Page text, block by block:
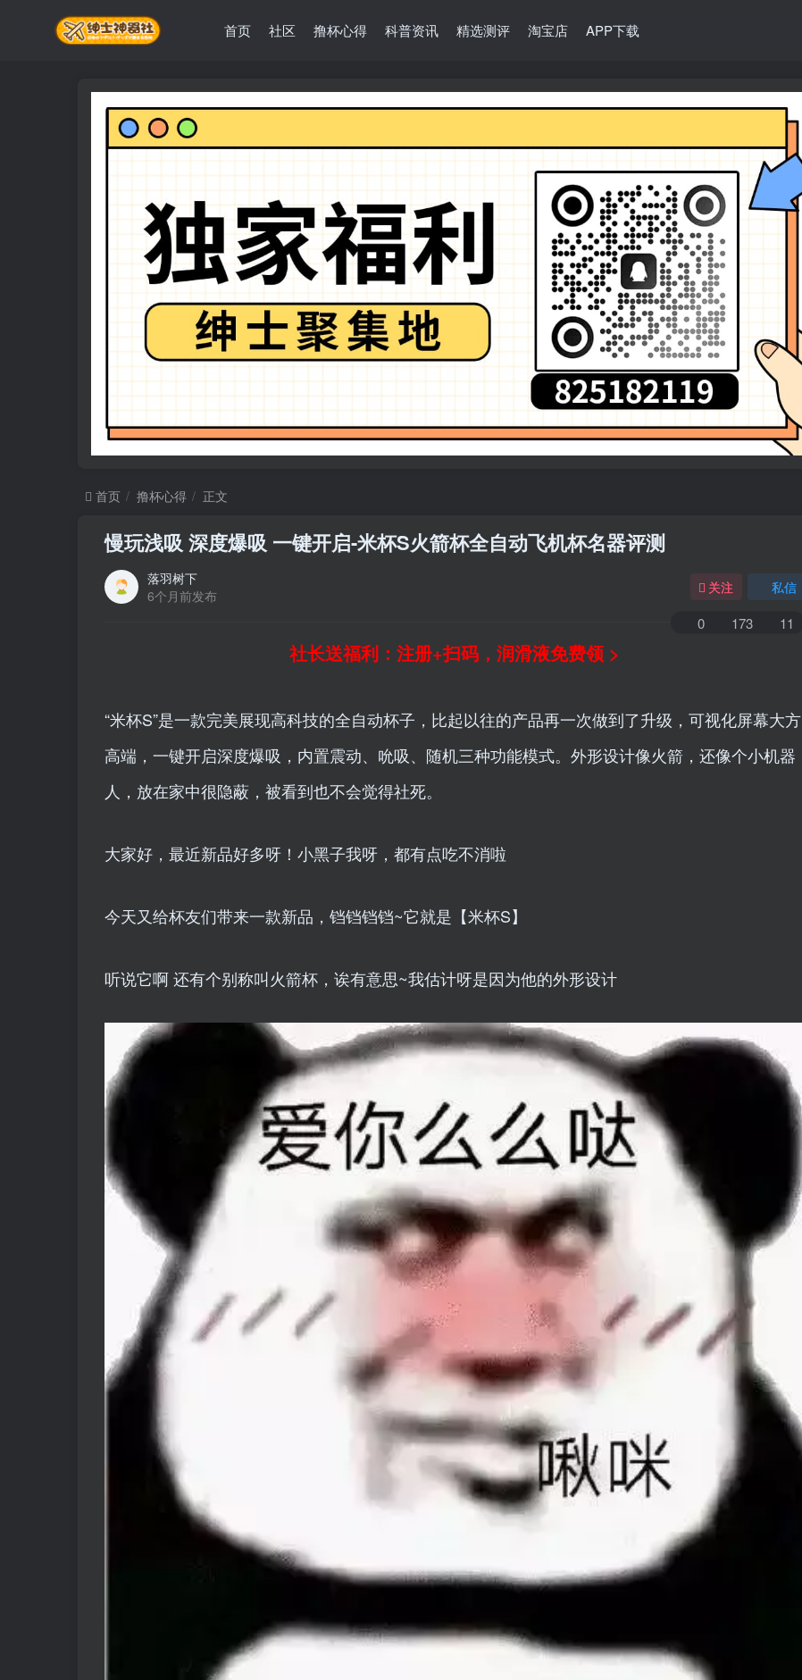
首页 社区 撸杯心得 科普资讯 精选测评 淘宝店 APP下载
首页 撸杯心得 正文
慢玩浅吸 深度爆吸 一键开启-米杯S火箭杯全自动飞机杯名器评测
落羽树下
6个月前发布
关注 私信
0 173 11
社长送福利：注册+扫码，润滑液免费领 >
“米杯S”是一款完美展现高科技的全自动杯子，比起以往的产品再一次做到了升级，可视化屏幕大方
高端，一键开启深度爆吸，内置震动、吮吸、随机三种功能模式。外形设计像火箭，还像个小机器
人，放在家中很隐蔽，被看到也不会觉得社死。
大家好，最近新品好多呀！小黑子我呀，都有点吃不消啦
今天又给杯友们带来一款新品，铛铛铛铛~它就是【米杯S】
听说它啊 还有个别称叫火箭杯，诶有意思~我估计呀是因为他的外形设计